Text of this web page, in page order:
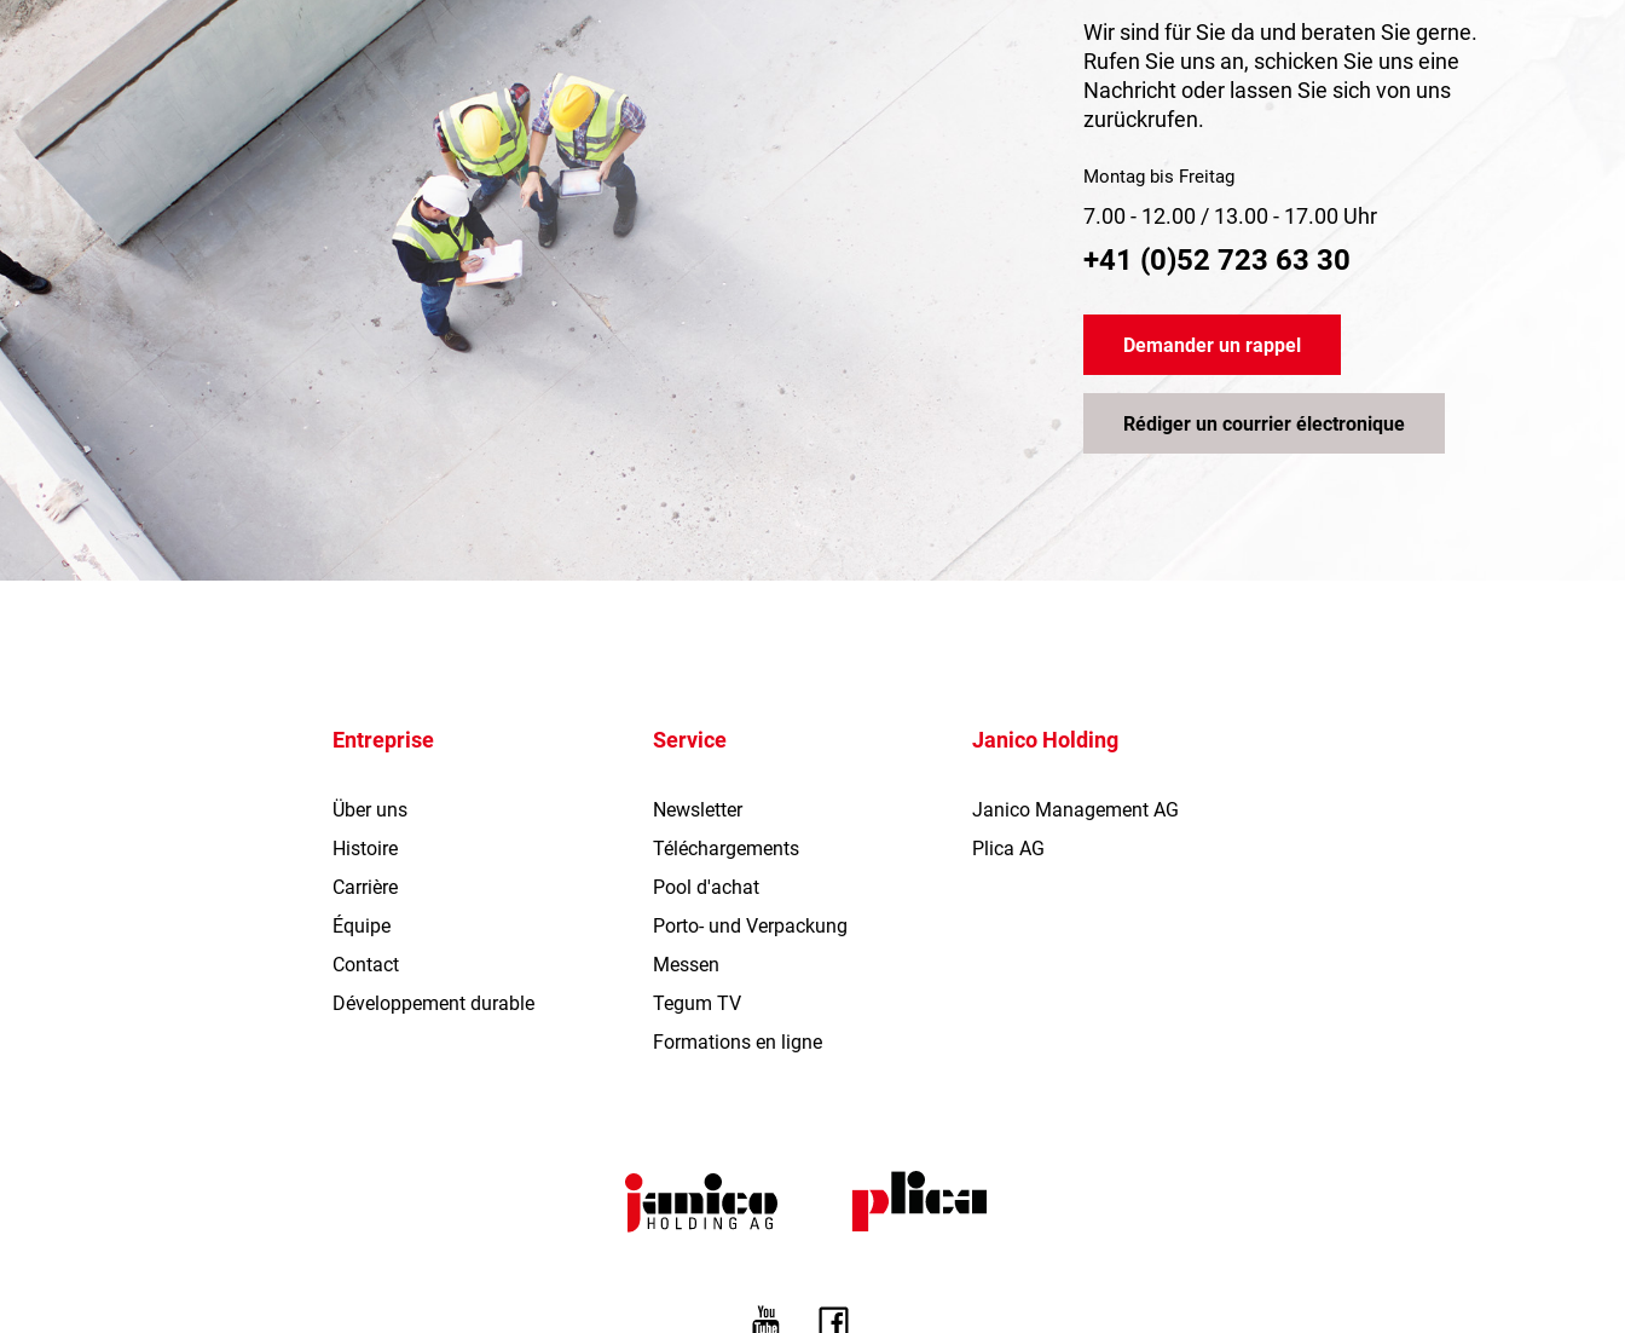
Wir sind für Sie da und beraten Sie gerne.
Rufen Sie uns an, schicken Sie uns eine
Nachricht oder lassen Sie sich von uns
zurückrufen.
Montag bis Freitag
7.00 - 12.00 / 13.00 - 17.00 Uhr
+41 (0)52 723 63 30
Demander un rappel
Rédiger un courrier électronique
Entreprise
Über uns
Histoire
Carrière
Équipe
Contact
Développement durable
Service
Newsletter
Téléchargements
Pool d'achat
Porto- und Verpackung
Messen
Tegum TV
Formations en ligne
Janico Holding
Janico Management AG
Plica AG